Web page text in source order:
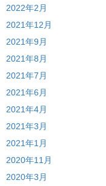
2022年2月
2021年12月
2021年9月
2021年8月
2021年7月
2021年6月
2021年4月
2021年3月
2021年1月
2020年11月
2020年3月